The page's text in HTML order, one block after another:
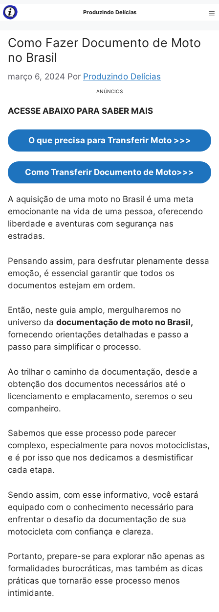
Pular
para
conteúdo
Produzindo Delícias
Como Fazer Documento de Moto
no Brasil
março 6, 2024 Por Produzindo Delícias
ANÚNCIOS
ACESSE ABAIXO PARA SABER MAIS
O que precisa para Transferir Moto>>>
Como Transferir Documento de Moto>>>
A aquisição de uma moto no Brasil é uma meta
emocionante na vida de uma pessoa, oferecendo
liberdade e aventuras com segurança nas
estradas.
Pensando assim, para desfrutar plenamente dessa
emoção, é essencial garantir que todos os
documentos estejam em ordem.
Então, neste guia amplo, mergulharemos no
universo da documentação de moto no Brasil,
fornecendo orientações detalhadas e passo a
passo para simplificar o processo.
Ao trilhar o caminho da documentação, desde a
obtenção dos documentos necessários até o
licenciamento e emplacamento, seremos o seu
companheiro.
Sabemos que esse processo pode parecer
complexo, especialmente para novos motociclistas,
e é por isso que nos dedicamos a desmistificar
cada etapa.
Sendo assim, com esse informativo, você estará
equipado com o conhecimento necessário para
enfrentar o desafio da documentação de sua
motocicleta com confiança e clareza.
Portanto, prepare-se para explorar não apenas as
formalidades burocráticas, mas também as dicas
práticas que tornarão esse processo menos
intimidante.